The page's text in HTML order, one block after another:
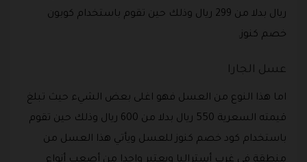
ريال بدلا من 299 ريال وذلك حين تقوم باستخدام كوبون
خصم كنوز.
عسل الجارا
اما هذا النوع من العسل فهو اغلى بعض الشيء حيث تبلغ
قيمته السعرية 550 ريال بدلا من 600 ريال وذلك حين تقوم
باستخدام كود خصم كنوز للعسل ويأتي هذا العسل من